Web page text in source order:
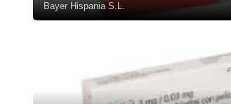
Bayer Hispania S.L.